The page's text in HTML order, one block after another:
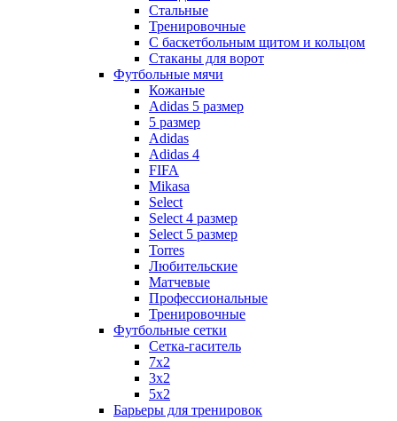
Стальные
Тренировочные
С баскетбольным щитом и кольцом
Стаканы для ворот
Футбольные мячи
Кожаные
Adidas 5 размер
5 размер
Adidas
Adidas 4
FIFA
Mikasa
Select
Select 4 размер
Select 5 размер
Torres
Любительские
Матчевые
Профессиональные
Тренировочные
Футбольные сетки
Сетка-гаситель
7x2
3х2
5х2
Барьеры для тренировок